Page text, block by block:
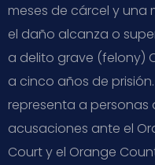
meses de cárcel y una
el daño alcanza o
a delito grave (felony)
a cinco años de prisión.
representa a
acusaciones ante el
Court y el Orange